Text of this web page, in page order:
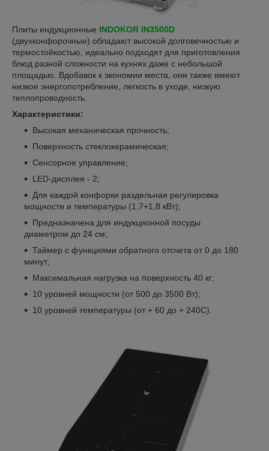
Плиты индукционные INDOKOR IN3500D
(двухконфорочные) обладают высокой долговечностью и
термостойкостью, идеально подходят для приготовления
блюд разной сложности на кухнях даже с небольшой
площадью. Вдобавок к экономии места, они также имеют
низкое энергопотребление, легкость в уходе, низкую
теплопроводность.
Характеристики:
Высокая механическая прочность;
Поверхность стеклокерамическая;
Сенсорное управление;
LED-дисплея - 2;
Для каждой конфорки раздельная регулировка
мощности и температуры (1,7+1,8 кВт);
Предназначена для индукционной посуды
диаметром до 24 см;
Таймер с функциями обратного отсчета от 0 до 180
минут;
Максимальная нагрузка на поверхность 40 кг;
10 уровней мощности (от 500 до 3500 Вт);
10 уровней температуры (от + 60 до + 240С).